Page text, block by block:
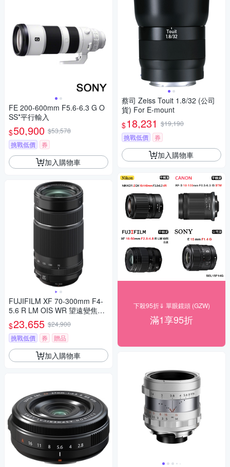
FE 200-600mm F5.6-6.3 G O
SS*平行輸入
$50,900 $53,578
挑戰低價
券
加入購物車
FUJIFILM XF 70-300mm F4-
5.6 R LM OIS WR 望遠變焦鏡
頭 公司貨
$23,655 $24,900
挑戰低價
券 贈品
加入購物車
蔡司 Zeiss Touit 1.8/32 (公司
貨) For E-mount
$18,231 $19,190
挑戰低價
券
加入購物車
下殺95折⇓ 單眼鏡頭 (GZW)
滿1享95折